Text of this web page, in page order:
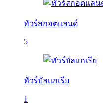
ทัวร์สกอตแลนด์
5
ทัวร์บัลเเกเรีย
1